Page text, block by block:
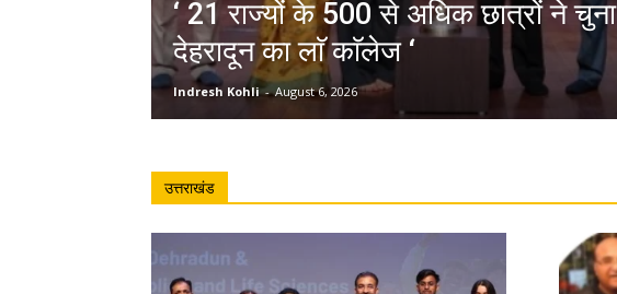
‘ 21 राज्यों के 500 से अधिक छात्रों ने चुना
देहरादून का लाॅ काॅलेज ‘
Indresh Kohli - August 6, 2026
उत्तराखंड